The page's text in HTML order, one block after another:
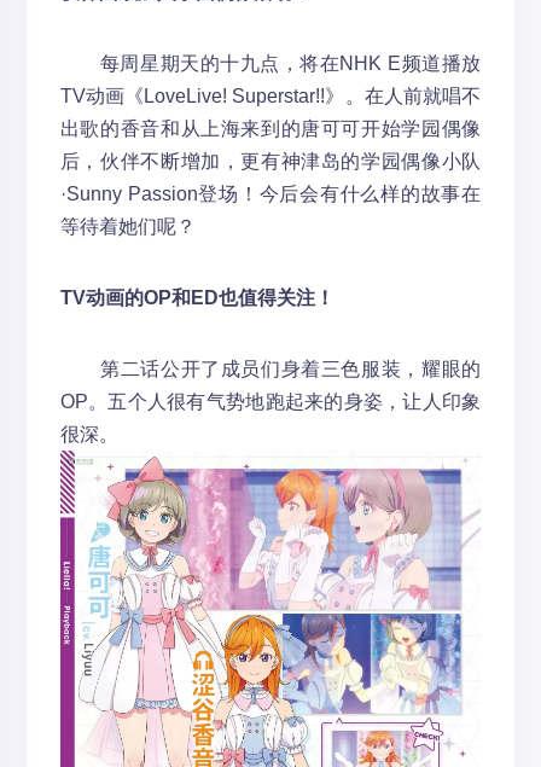
每周星期天的十九点，将在NHK E频道播放
TV动画《LoveLive! Superstar!!》。在人前就唱不
出歌的香音和从上海来到的唐可可开始学园偶像
后，伙伴不断增加，更有神津岛的学园偶像小队
·Sunny Passion登场！今后会有什么样的故事在
等待着她们呢？
TV动画的OP和ED也值得关注！
第二话公开了成员们身着三色服装，耀眼的
OP。五个人很有气势地跑起来的身姿，让人印象
很深。